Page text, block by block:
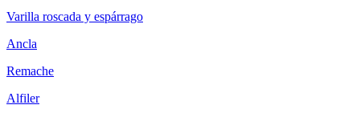
Varilla roscada y espárrago
Ancla
Remache
Alfiler